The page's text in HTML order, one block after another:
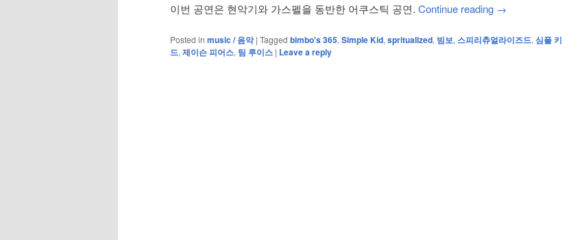
이번 공연은 현악기와 가스펠을 동반한 어쿠스틱 공연. Continue reading →
Posted in music / 음악 | Tagged bimbo's 365, Simple Kid, spritualized, 빔보, 스피리츄얼라이즈드, 심플 키
드, 제이슨 피어스, 팀 루이스 | Leave a reply